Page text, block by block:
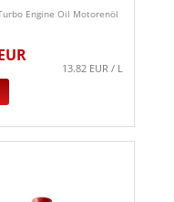
Engine Oil Motorenöl
13.82 EUR / L